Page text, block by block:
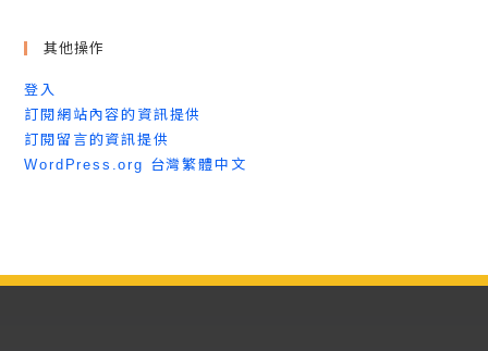
其他操作
登入
訂閱網站內容的資訊提供
訂閱留言的資訊提供
WordPress.org 台灣繁體中文